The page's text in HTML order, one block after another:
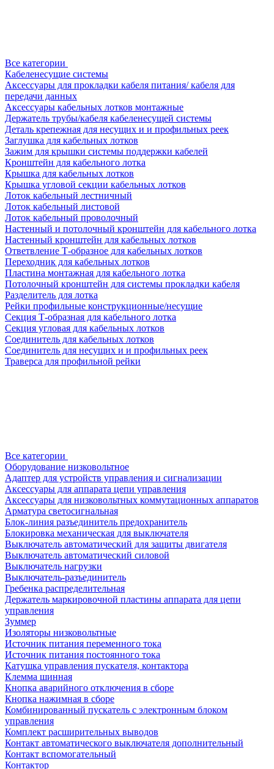
Все категории
Кабеленесущие системы
Аксессуары для прокладки кабеля питания/ кабеля для
передачи данных
Аксессуары кабельных лотков монтажные
Держатель трубы/кабеля кабеленесущей системы
Деталь крепежная для несущих и и профильных реек
Заглушка для кабельных лотков
Зажим для крышки системы поддержки кабелей
Кронштейн для кабельного лотка
Крышка для кабельных лотков
Крышка угловой секции кабельных лотков
Лоток кабельный лестничный
Лоток кабельный листовой
Лоток кабельный проволочный
Настенный и потолочный кронштейн для кабельного лотка
Настенный кронштейн для кабельных лотков
Ответвление Т-образное для кабельных лотков
Переходник для кабельных лотков
Пластина монтажная для кабельного лотка
Потолочный кронштейн для системы прокладки кабеля
Разделитель для лотка
Рейки профильные конструкционные/несущие
Секция Т-образная для кабельного лотка
Секция угловая для кабельных лотков
Соединитель для кабельных лотков
Соединитель для несущих и и профильных реек
Траверса для профильной рейки
Все категории
Оборудование низковольтное
Адаптер для устройств управления и сигнализации
Аксессуары для аппарата цепи управления
Аксессуары для низковольтных коммутационных аппаратов
Арматура светосигнальная
Блок-линия разъединитель предохранитель
Блокировка механическая для выключателя
Выключатель автоматический для защиты двигателя
Выключатель автоматический силовой
Выключатель нагрузки
Выключатель-разъединитель
Гребенка распределительная
Держатель маркировочной пластины аппарата для цепи
управления
Зуммер
Изоляторы низковольтные
Источник питания переменного тока
Источник питания постоянного тока
Катушка управления пускателя, контактора
Клемма шинная
Кнопка аварийного отключения в сборе
Кнопка нажимная в сборе
Комбинированный пускатель с электронным блоком
управления
Комплект расширительных выводов
Контакт автоматического выключателя дополнительный
Контакт вспомогательный
Контактор